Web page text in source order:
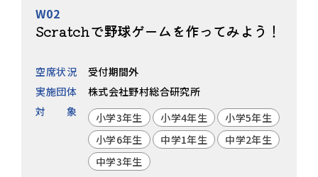
W02
Scratchで野球ゲームを作ってみよう！
空席状況
受付期間外
実施団体
株式会社野村総合研究所
対象
小学3年生 小学4年生
小学5年生
小学6年生
中学1年生
中学2年生
中学3年生